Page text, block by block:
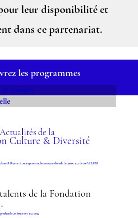
leur disponibilité et
dans ce partenariat.
les programmes
ET DE
Actualités de la
Culture & Diversité
de la Fondation